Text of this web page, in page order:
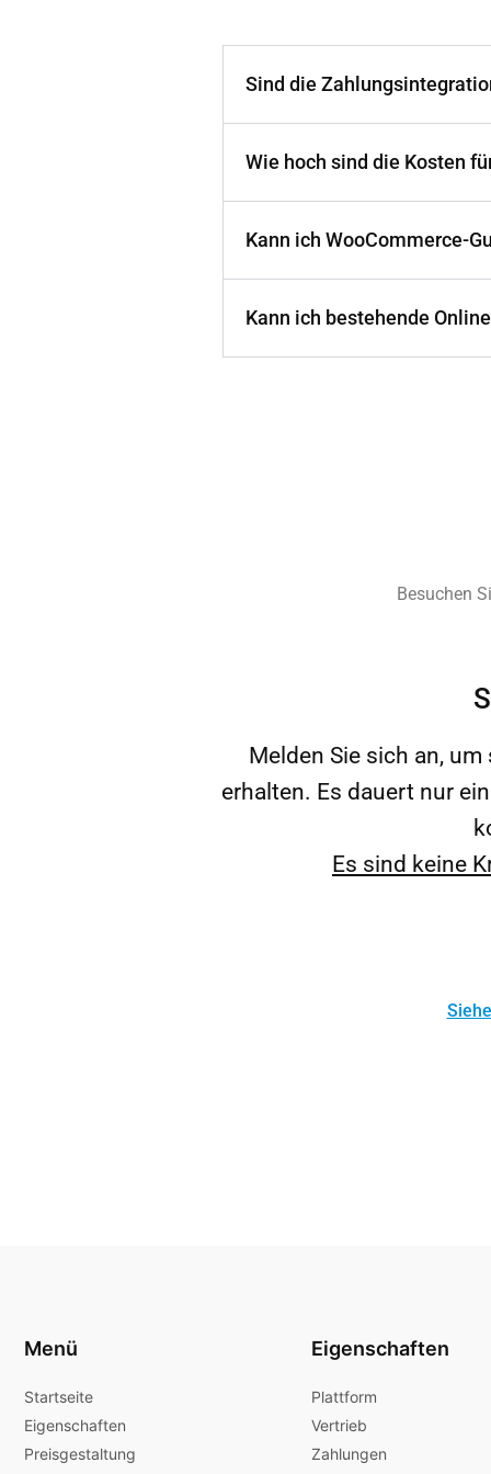
Sind die
Wie hoch sind die Kosten
Kann ich WooCommerce-
Kann ich bestehende
Besuchen
Melden Sie sich an,
erhalten. Es dauert nur
Es sind keine
Menü
Startseite
Eigenschaften
Preisgestaltung
Eigenschaften
Plattform
Vertrieb
Zahlungen